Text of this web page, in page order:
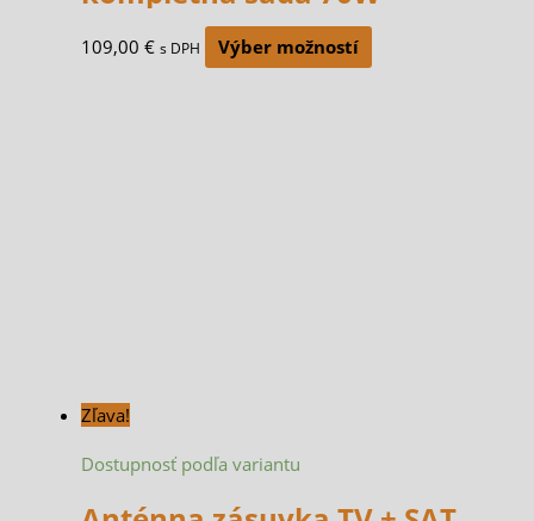
109,00 € s DPH Výber možností
Zľava!
Dostupnosť podľa variantu